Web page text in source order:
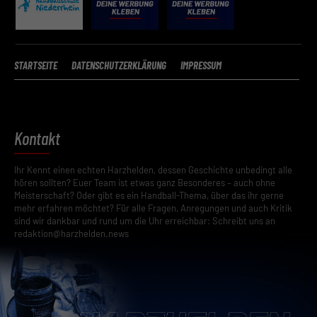
STARTSEITE DATENSCHUTZERKLÄRUNG IMPRESSUM
Kontakt
Ihr Kennt einen echten Harzhelden, dessen Geschichte unbedingt alle
hören sollten? Euer Team ist etwas ganz Besonderes – auch ohne
Meisterschaft? Oder gibt es ein Handball-Thema, über das ihr gerne
mehr erfahren möchtet? Für alle Fragen, Anregungen und auch Kritik
sind wir dankbar und rund um die Uhr erreichbar: Schreibt uns an
redaktion@harzhelden.news
Hier finden Sie eine Übersicht über alle verwendeten Cookies. Sie
Speichern
Datenschutzeinstellungen
Essenziell (2)
einwandfreie Funktion der Website erforderlich.
Cookie-Informationen anzeigen
Datenschutzerklärung